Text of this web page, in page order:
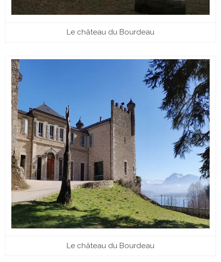
Le château du Bourdeau
Le château du Bourdeau